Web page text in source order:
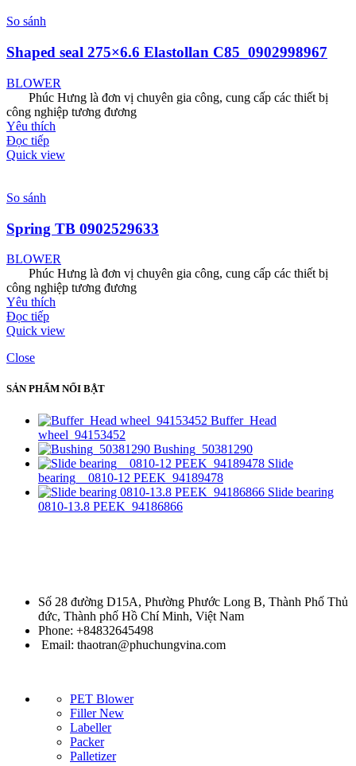
So sánh
Shaped seal 275×6.6 Elastollan C85_0902998967
BLOWER
Phúc Hưng là đơn vị chuyên gia công, cung cấp các thiết bị
công nghiệp tương đương
Yêu thích
Đọc tiếp
Quick view
So sánh
Spring TB 0902529633
BLOWER
Phúc Hưng là đơn vị chuyên gia công, cung cấp các thiết bị
công nghiệp tương đương
Yêu thích
Đọc tiếp
Quick view
Close
SẢN PHẨM NỔI BẬT
Buffer_Head
wheel_94153452
Bushing_50381290
Slide
bearing__0810-12 PEEK_94189478
Slide bearing
0810-13.8 PEEK_94186866
Số 28 đường D15A, Phường Phước Long B, Thành Phố Thủ
đức, Thành phố Hồ Chí Minh, Việt Nam
Phone: +84832645498
Email: thaotran@phuchungvina.com
PET Blower
FillerNew
Labeller
Packer
Palletizer